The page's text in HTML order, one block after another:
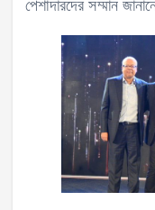
পেশাদারদের সম্মান